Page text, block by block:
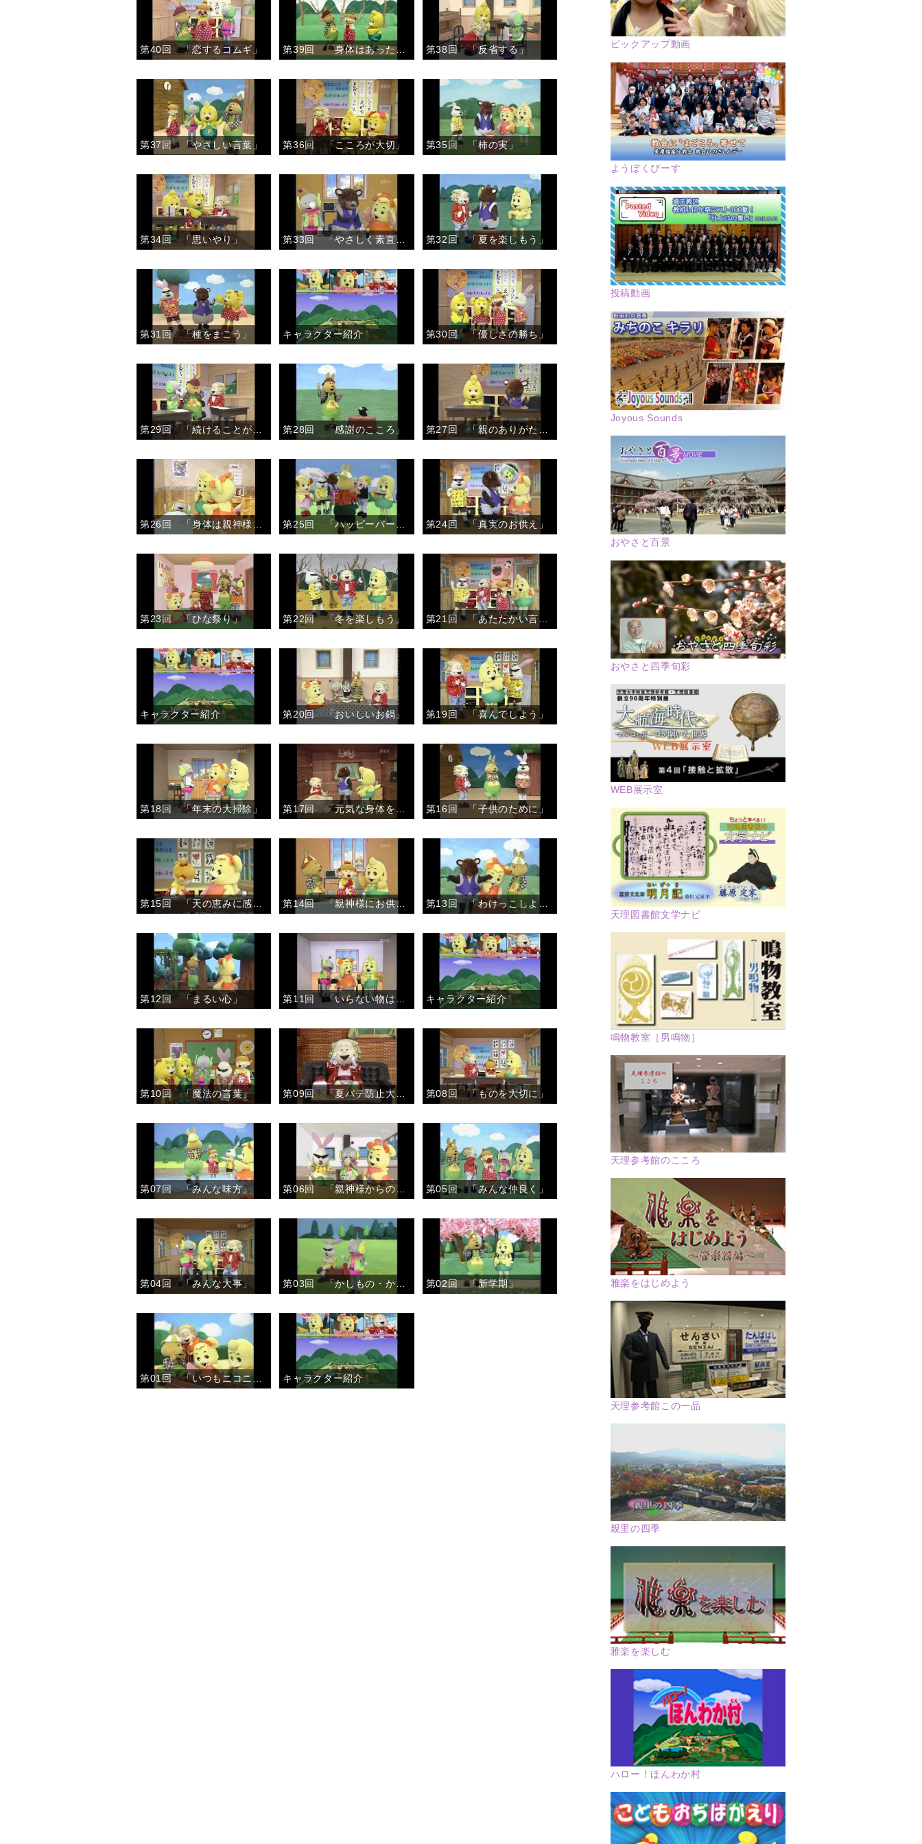
第40回 「恋するコムギ」 第39回 「身体はあったかい」 第38回 「反省する」
第37回 「やさしい言葉」 第36回 「こころが大切」 第35回 「柿の実」
第34回 「思いやり」 第32回 「夏を楽しもう」
第31回 「種をまこう」 キャラクター紹介 第30回 「優しさの勝ち」
第28回 「感謝のこころ」
第26回 「身体は親神様からのかりもの」 第25回 「ハッピーバースデイ」 第24回 「真実のお供え」
第23回 「ひな祭り」 第22回 「冬を楽しもう」 第21回 「あたたかい言葉」
キャラクター紹介 第20回 「おいしいお鍋」 第19回 「喜んでしよう」
第18回 「年末の大掃除」 第17回 「元気な身体をありがとう」 第16回 「子供のために」
第15回 「天の恵みに感謝して」 第14回 「親神様にお供え」 第13回 「わけっこしよう」
第12回 「まるい心」 キャラクター紹介
第10回 「魔法の言葉」 第09回 「夏バテ防止大作戦」 第08回 「ものを大切に」
第07回 「みんな味方」 第05回 「みんな仲良く」
第04回 「みんな大事」 第02回 「新学期」
第01回 「いつもニコニコ」 キャラクター紹介
ピックアップ動画
ようぼくぴーす
投稿動画
Joyous Sounds
おやさと百景
おやさと四季旬彩
WEB展示室
天理図書館文学ナビ
鳴物教室［男鳴物］
天理参考館のこころ
雅楽をはじめよう
天理参考館この一品
親里の四季
雅楽を楽しむ
ハロー！ほんわか村